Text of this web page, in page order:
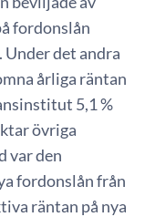
fordonslån
det andra
årliga räntan
5,1 %
övriga
var den
fordonslån från
räntan på nya